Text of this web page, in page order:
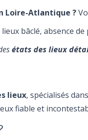
Loire-Atlantique ?
bâclé, absence
états des lieux
lieux, spécialisés
fiable et